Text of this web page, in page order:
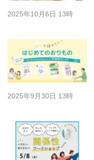
2025年10月6日 13時
2025年9月30日 13時